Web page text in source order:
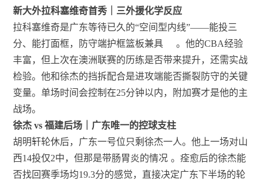
新大外拉科塞维奇首秀｜三外援化学反应
拉科塞维奇是广东等待已久的“空间型内线”——能投三
分、能打面框，防守端护框篮板兼具
。他的CBA经验
丰富，但上次在澳洲联赛的历练是否带来提升，还需实战
检验。他和徐杰的挡拆配合是进攻端能否撕裂防守的关键
变量。单场时间会控制在25分钟以内，附加赛才是他的主
战场。
徐杰 vs 福建后场｜广东唯一的控球支柱
胡明轩轮休后，广东一号位只剩徐杰一人。他上一场对山
西14投仅2中，但那是带肠胃炎的情况 。痊愈后的徐杰能
否找回赛季场均19.3分的感觉，直接决定广东下半场的轮